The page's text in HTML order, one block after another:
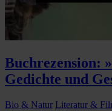
Buchrezension:
Gedichte und
Bio & Natur Literatur &